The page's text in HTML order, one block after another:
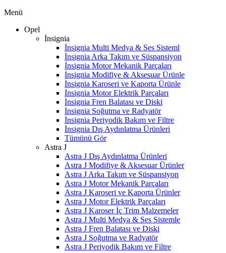
Menü
Opel
İnsignia
İnsignia Multi Medya & Ses Sisteml
İnsignia Arka Takım ve Süspansiyon
İnsignia Motor Mekanik Parçaları
İnsignia Modifiye & Aksesuar Ürünle
İnsignia Karoseri ve Kaporta Ürünle
İnsignia Motor Elektrik Parçaları
İnsignia Fren Balatası ve Diski
İnsignia Soğutma ve Radyatör
İnsignia Periyodik Bakım ve Filtre
İnsignia Dış Aydınlatma Ürünleri
Tümünü Gör
Astra J
Astra J Dış Aydınlatma Ürünleri
Astra J Modifiye & Aksesuar Ürünler
Astra J Arka Takım ve Süspansiyon
Astra J Motor Mekanik Parçaları
Astra J Karoseri ve Kaporta Ürünler
Astra J Motor Elektrik Parçaları
Astra J Karoser İç Trim Malzemeler
Astra J Multi Medya & Ses Sistemle
Astra J Fren Balatası ve Diski
Astra J Soğutma ve Radyatör
Astra J Periyodik Bakım ve Filtre